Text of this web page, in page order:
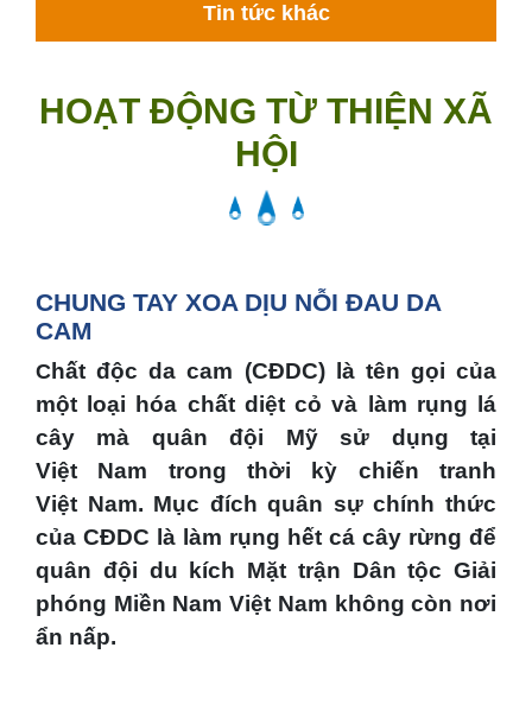
Tin tức khác
HOẠT ĐỘNG TỪ THIỆN XÃ
HỘI
CHUNG TAY XOA DỊU NỖI ĐAU DA
CAM
Chất độc da cam (CĐDC) là tên gọi của
một loại hóa chất diệt cỏ và làm rụng lá
cây mà quân đội Mỹ sử dụng tại
Việt Nam trong thời kỳ chiến tranh
Việt Nam. Mục đích quân sự chính thức
của CĐDC là làm rụng hết cá cây rừng để
quân đội du kích Mặt trận Dân tộc Giải
phóng Miền Nam Việt Nam không còn nơi
ẩn nấp.